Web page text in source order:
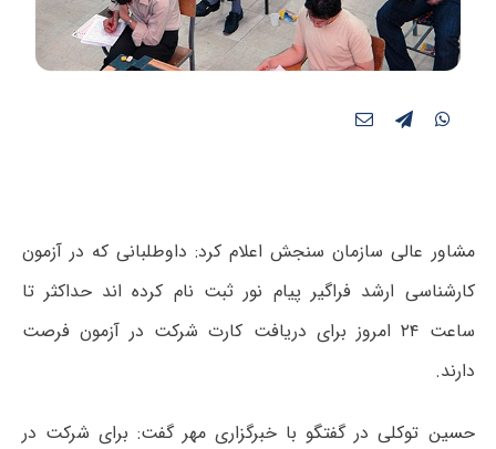
مشاور عالی سازمان سنجش اعلام کرد: داوطلبانی که در آزمون
کارشناسی ارشد فراگیر پیام نور ثبت نام کرده اند حداکثر تا
ساعت ۲۴ امروز برای دریافت کارت شرکت در آزمون فرصت
دارند.
حسین توکلی در گفتگو با خبرگزاری مهر گفت: برای شرکت در